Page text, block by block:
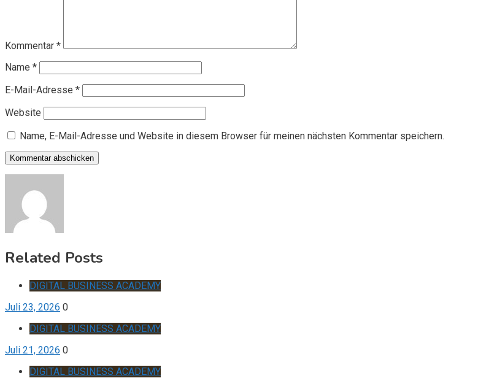
Kommentar *
Name *
E-Mail-Adresse *
Website
Name, E-Mail-Adresse und Website in diesem Browser für meinen nächsten Kommentar speichern.
Related Posts
DIGITAL BUSINESS ACADEMY
Juli 23, 2026 0
DIGITAL BUSINESS ACADEMY
Juli 21, 2026 0
DIGITAL BUSINESS ACADEMY